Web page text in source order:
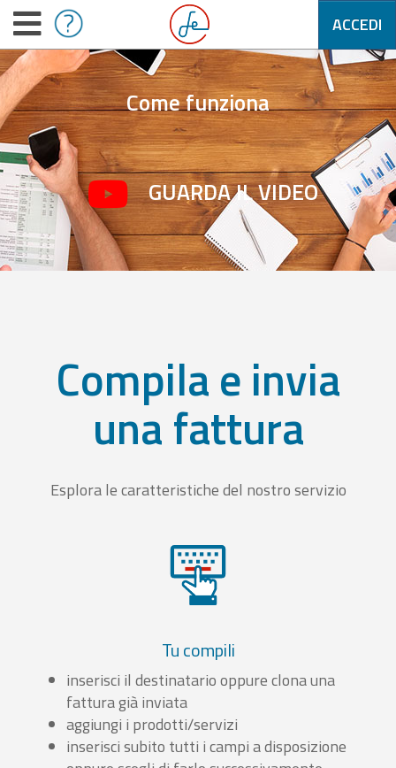
ACCEDI
Come funziona
GUARDA IL VIDEO
Compila e invia
una fattura
Esplora le caratteristiche del nostro servizio
Tu compili
inserisci il destinatario oppure clona una
fattura già inviata
aggiungi i prodotti/servizi
inserisci subito tutti i campi a disposizione